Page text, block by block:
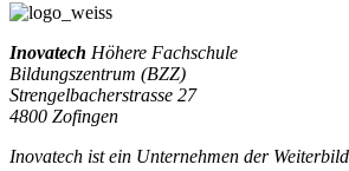
Inovatech Höhere Fachschule
Bildungszentrum (BZZ)
Strengelbacherstrasse 27
4800 Zofingen
Inovatech ist ein Unternehmen der